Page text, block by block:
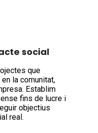
social
que
la comunitat,
Establim
fins de lucre i
objectius
real.